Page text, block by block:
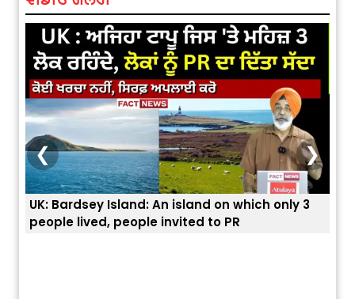
ਭਾਰਤੀਆਂ ਨੂੰ ਬੇੜੀਆਂ ਲਾ ਕੇ ਹੀ ਡਿਪੋਰਟ ਕਿਉਂ ਕੀਤੇ ਅਮਰੀਕਾ ਨੇ ? |
ਯੂਐੱਸ ਬਾਰਡਰ ਪੈਟਰੋਲ ਚੀਫ਼ ਨੇ ਦੱਸਿਆ ਅਸਲ ਕਾਰਨ
❮ ❯